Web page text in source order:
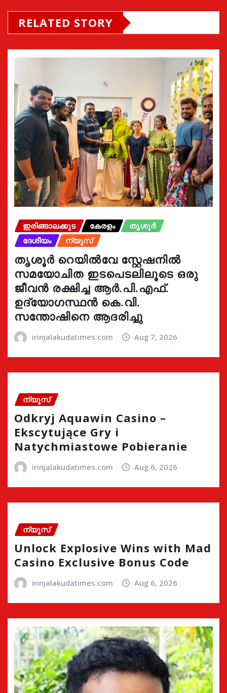
RELATED STORY
ഇരിങ്ങാലക്കുട കേരളം
തൃശൂർ
ദേശീയം
ന്യൂസ്
തൃശൂർ റെയിൽവേ സ്റ്റേഷനിൽ
സമയോചിത ഇടപെടലിലൂടെ ഒരു
ജീവൻ രക്ഷിച്ച ആർ.പി.എഫ്.
ഉദ്യോഗസ്ഥൻ കെ.വി.
സന്തോഷിനെ ആദരിച്ചു
irinjalakudatimes.com Aug 7, 2026
ന്യൂസ്
Odkryj Aquawin Casino –
Ekscytujące Gry i
Natychmiastowe Pobieranie
irinjalakudatimes.com Aug 6, 2026
ന്യൂസ്
Unlock Explosive Wins with Mad
Casino Exclusive Bonus Code
irinjalakudatimes.com Aug 6, 2026